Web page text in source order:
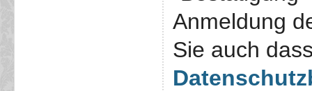
Anmeldung
Sie auch